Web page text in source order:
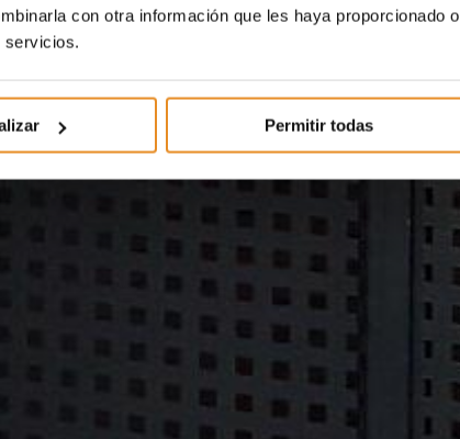
con otra información que les haya proporcionado o
servicios.
Permitir todas